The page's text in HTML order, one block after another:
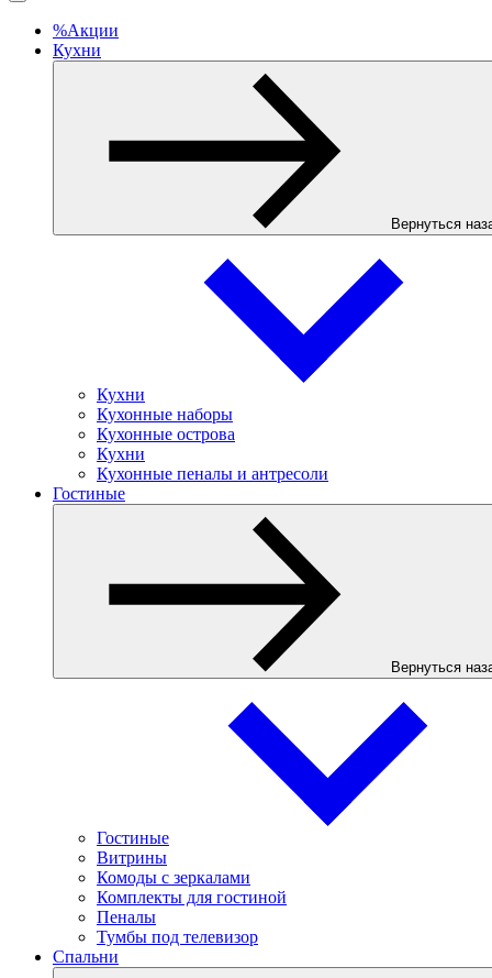
%Акции
Кухни
Вернуться
Кухни
Кухонные наборы
Кухонные острова
Кухни
Кухонные пеналы и антресоли
Гостиные
Вернуться
Гостиные
Витрины
Комоды с зеркалами
Комплекты для гостиной
Пеналы
Тумбы под телевизор
Спальни